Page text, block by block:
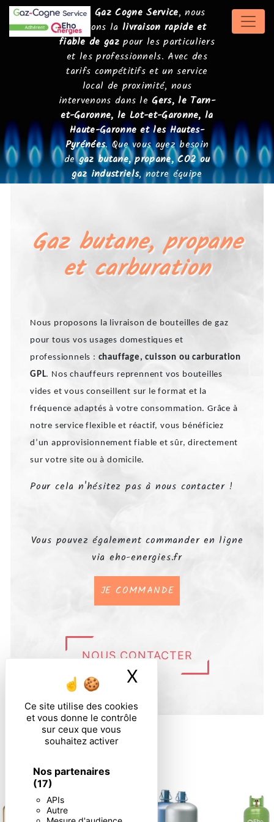
Panneau de gestion des cookies
Ce site utilise des cookies
et vous donne le contrôle
sur ceux que vous
souhaitez activer
Nos partenaires
(17)
APIs
Autre
X Masquer le
ChezGaz Cogne Service, nous
assurons la livraison rapide et
fiable de gaz pour les particuliers
et les professionnels. Avec des
tarifs compétitifs et un service
local de proximité, nous
intervenons dans leGers, le Tarn-
et-Garonne, le Lot-et-Garonne, la
Haute-Garonne et les Hautes-
Pyrénées. Que vous ayez besoin
degaz butane, propane, CO2 ou
gaz industriels, notre équipe
garantit une livraison sécurisée,
Gaz butane, propane
et carburation
Nous proposons la livraison de bouteilles de gaz
pour tous vos usages domestiques et
professionnels : chauffage, cuisson ou carburation
GPL. Nos chauffeurs reprennent vos bouteilles
vides et vous conseillent sur le format et la
fréquence adaptés à votre consommation. Grâce à
notre service flexible et réactif, vous bénéficiez
d’un approvisionnement fiable et sûr, directement
sur votre site ou à domicile.
Pour cela n'hésitez pas à nous contacter !
Vous pouvez également commander en ligne
via eho-energies.fr
JE COMMANDE
NOUS CONTACTER